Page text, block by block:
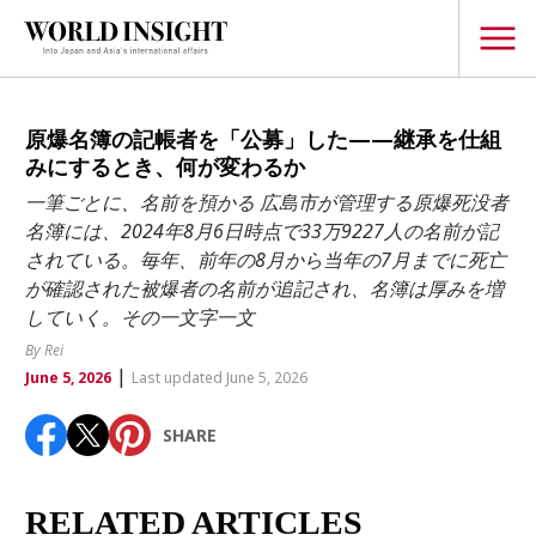
TOPICS
Interview
Japanese
Hiroshima
Politics
Security
Business
Tech/Science
Society
Lifestyle
原爆名簿の記帳者を「公募」した——継承を仕組
みにするとき、何が変わるか
一筆ごとに、名前を預かる 広島市が管理する原爆死没者
名簿には、2024年8月6日時点で33万9227人の名前が記
されている。毎年、前年の8月から当年の7月までに死亡
が確認された被爆者の名前が追記され、名簿は厚みを増
していく。その一文字一文
By Rei
June 5, 2026| Last updated June 5, 2026
SHARE
RELATED ARTICLES
Popular keywords
Fukushimajapan globalization